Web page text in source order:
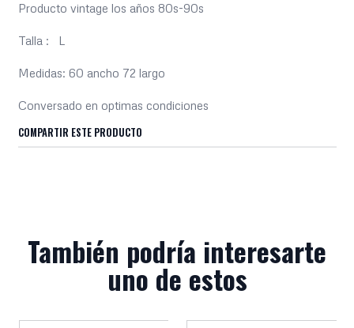
Producto vintage los años 80s-90s
Talla : L
Medidas: 60 ancho 72 largo
Conversado en optimas condiciones
COMPARTIR ESTE PRODUCTO
También podría interesarte
uno de estos